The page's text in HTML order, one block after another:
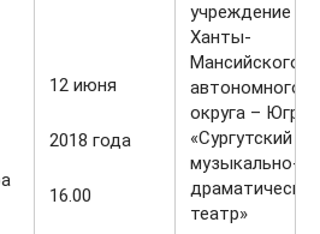
12 июня
2018 года
16.00
учреждение
Ханты-
Мансийского
автономного
округа – Югры
«Сургутский
музыкально-
драматический
театр»